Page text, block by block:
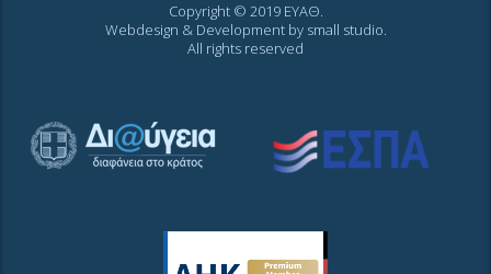
Copyright © 2019 ΕΥΑΘ.
Webdesign & Development by small studio.
All rights reserved